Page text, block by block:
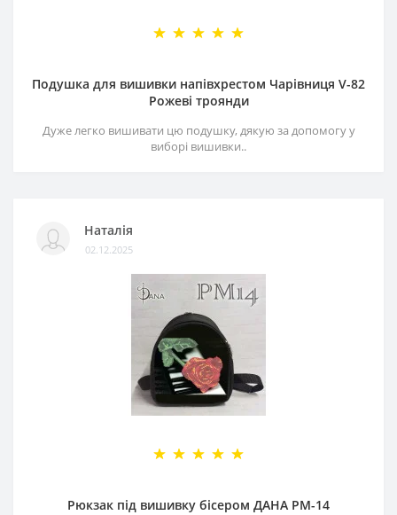
Подушка для вишивки напівхрестом Чарівниця V-82
Рожеві троянди
Дуже легко вишивати цю подушку, дякую за допомогу у
виборі вишивки..
Наталія
02.12.2025
Рюкзак під вишивку бісером ДАНА РМ-14